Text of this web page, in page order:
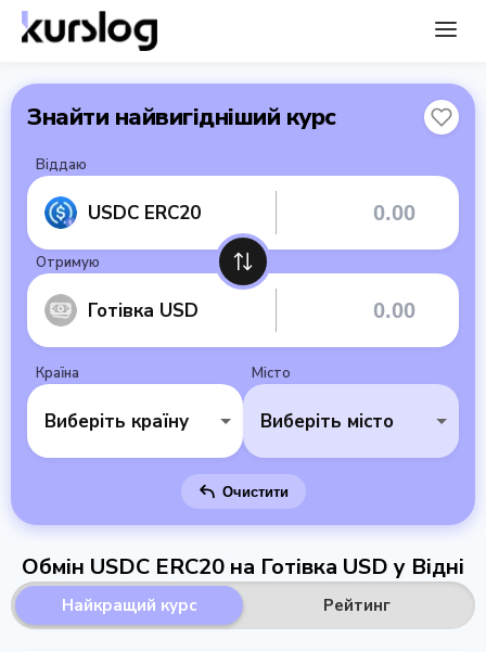
Знайти найвигідніший курс
Віддаю
USDC ERC20
Отримую
Готівка USD
Країна
Виберіть країну
Місто
Виберіть місто
Очистити
Обмін USDC ERC20 на Готівка USD у Відні
Найкращий курс Рейтинг